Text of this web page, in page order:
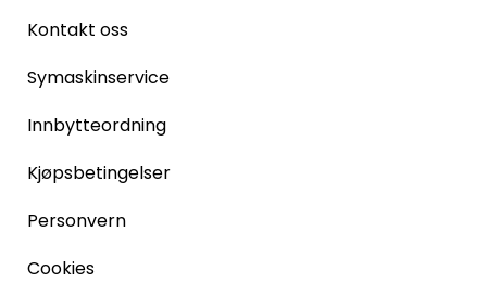
Kontakt oss
Symaskinservice
Innbytteordning
Kjøpsbetingelser
Personvern
Cookies